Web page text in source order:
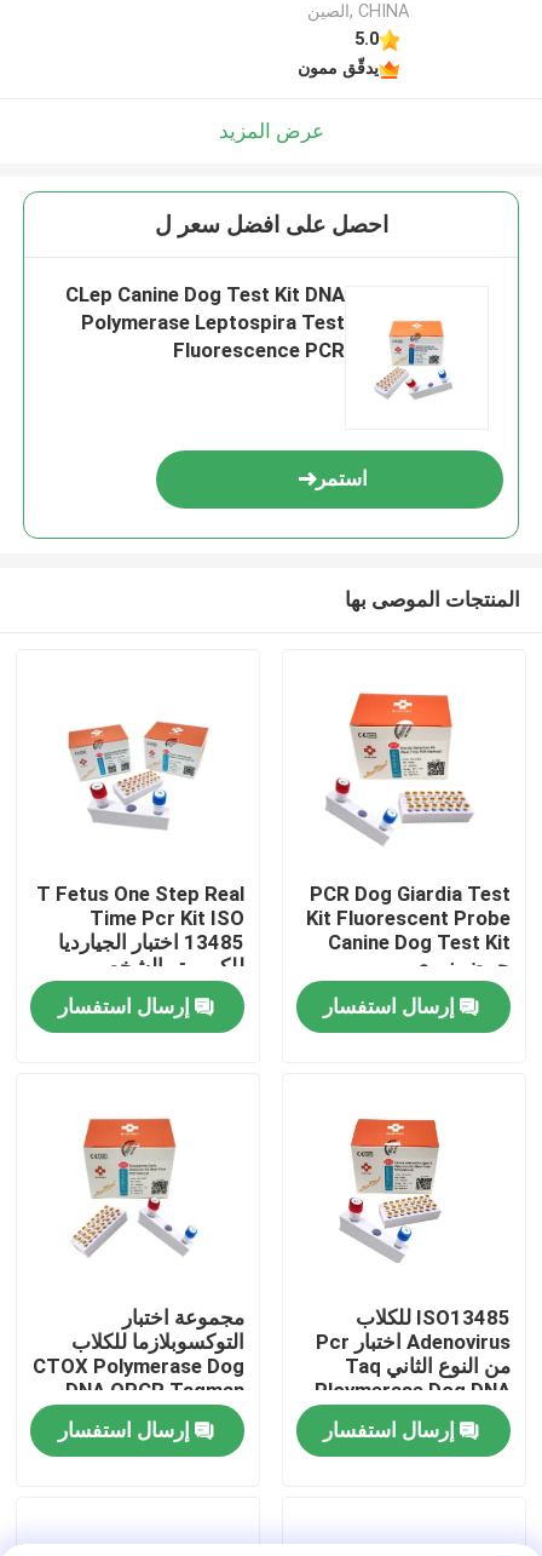
منتجات
أشرطة فيديو
معلومات عنا
جولة في المعمل
مراقبة الجودة
اتصل بنا
حالات
CHINA ,الصين
5.0
يدقّق ممون
عرض المزيد
احصل على افضل سعر ل
CLep Canine Dog Test Kit DNA
Polymerase Leptospira Test
Fluorescence PCR
استمر
المنتجات الموصى بها
PCR Dog Giardia Test
Kit Fluorescent Probe
Canine Dog Test Kit
حمض نووي
إرسال استفسار
T Fetus One Step Real
Time Pcr Kit ISO
13485 اختبار الجيارديا
للكمبيوتر الشخصي
إرسال استفسار
ISO13485 للكلاب
Adenovirus اختبار Pcr
من النوع الثاني Taq
Ploymerase Dog DNA
Test Kit
إرسال استفسار
مجموعة اختبار
التوكسوبلازما للكلاب
CTOX Polymerase Dog
DNA QPCR Taqman
Probe
إرسال استفسار